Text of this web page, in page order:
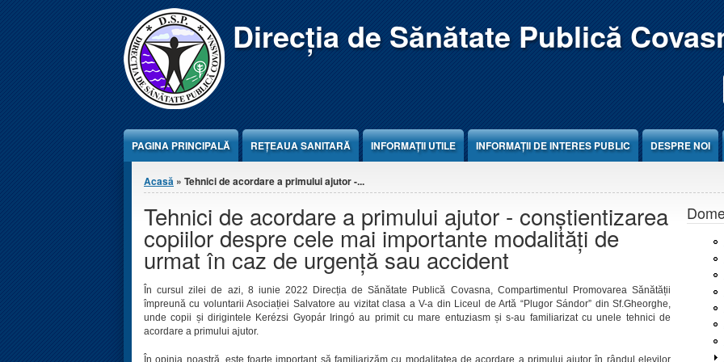
Direcția de Sănătate Publică
PAGINA PRINCIPALĂ REŢEAUA SANITARĂ INFORMAȚII UTILE INFORMAȚII DE INTERES PUBLIC DESPRE NOI
Eşti aici
Acasă » Tehnici de acordare a primului ajutor -...
Tehnici de acordare a primului ajutor - conștientizarea
copiilor despre cele mai importante modalități de
urmat în caz de urgență sau accident
În cursul zilei de azi, 8 iunie 2022 Direcția de Sănătate Publică Covasna, Compartimentul Promovarea Sănătății
împreună cu voluntarii Asociației Salvatore au vizitat clasa a V-a din Liceul de Artă “Plugor Sándor” din Sf.Gheorghe,
unde copii și dirigintele Kerézsi Gyopár Iringó au primit cu mare entuziasm și s-au familiarizat cu unele tehnici de
acordare a primului ajutor.
În opinia noastră, este foarte important să familiarizăm cu modalitatea de acordare a primului ajutor în rândul elevilor